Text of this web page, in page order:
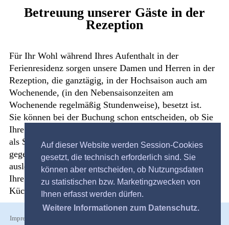
Auf dieser Website werden Session-Cookies
gesetzt, die technisch erforderlich sind. Sie
können aber entscheiden, ob Nutzungsdaten
zu statistischen bzw. Marketingzwecken von
Ihnen erfasst werden dürfen.
Weitere Informationen zum Datenschutz.
Betreuung unserer Gäste in der
Rezeption
Für Ihr Wohl während Ihres Aufenthalt in der
Ferienresidenz sorgen unsere Damen und Herren in der
Rezeption, die ganztägig, in der Hochsaison auch am
Wochenende, (in den Nebensaisonzeiten am
Wochenende regelmäßig Stundenweise), besetzt ist.
Sie können bei der Buchung schon entscheiden, ob Sie
Ihre Bett- oder Küchenwäsche selbst mitbringen oder
als Servicepaket komplett oder in einzelnen Paketen
gegen geringe Gebühr (Preise in der Preisliste)
ausleihen möchten. Bei Buchung des Servicepaket sind
Ihre Betten fertig bezogen, Handtücher und
Küchenpaket liegt dann für Sie bereit.
Impressum Diensteanbieter Hubert Messner Reichenberger Strasse 37 25421